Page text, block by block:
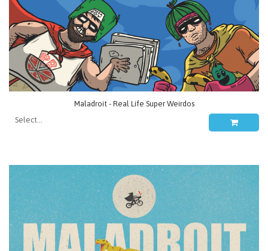
Maladroit - Real Life Super Weirdos